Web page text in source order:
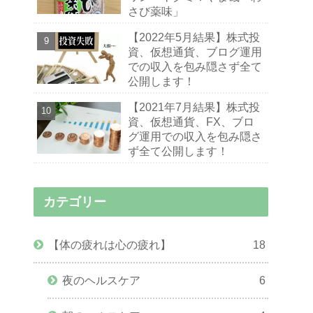
さび薬味」
【2022年5月結果】株式投
資、仮想通貨、ブログ運用
での収入を包み隠さず全て
公開します！
【2021年7月結果】株式投
資、仮想通貨、FX、ブロ
グ運用での収入を包み隠さ
ず全て公開します！
カテゴリー
【体の疲れは心の疲れ】 18
夜のヘルスケア 6